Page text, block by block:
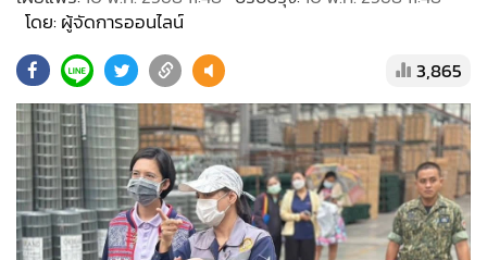
• คอลัมนิสต์
• CbizReview
• Cyber BIZ
• ผู้จัดกวน
• Good health & Well-being
• Green Innovation & SD
• Management & HR
โดย: ผู้จัดการออนไลน์
3,865